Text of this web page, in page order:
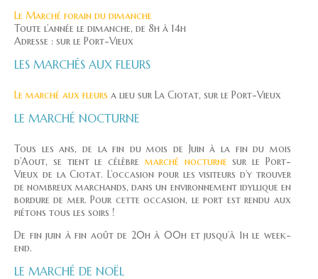
Le Marché forain du dimanche
Toute l’année le dimanche, de 8h à 14h
Adresse : sur le Port-Vieux
LES MARCHÉS AUX FLEURS
Le marché aux fleurs a lieu sur La Ciotat, sur le Port-Vieux
LE MARCHÉ NOCTURNE
Tous les ans, de la fin du mois de Juin à la fin du mois
d’Aout, se tient le célèbre marché nocturne sur le Port-
Vieux de la Ciotat. L’occasion pour les visiteurs d’y trouver
de nombreux marchands, dans un environnement idyllique en
bordure de mer. Pour cette occasion, le port est rendu aux
piétons tous les soirs !
De fin juin à fin août de 20h à 00h et jusqu’à 1h le week-
end.
LE MARCHÉ DE NOËL